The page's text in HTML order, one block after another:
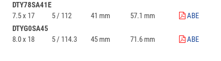
DTY78SA41E
7.5 x 17
5 / 112 41 mm 57.1 mm
ABE
DTYG0SA45
8.0 x 18
5 / 114.3 45 mm 71.6 mm ABE